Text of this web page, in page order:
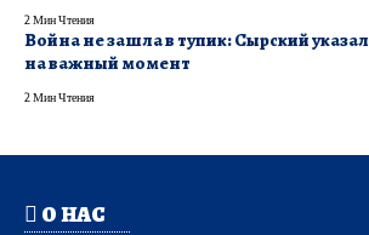
2 Мин Чтения
Война не зашла в тупик: Сырский указал
на важный момент
2 Мин Чтения
О НАС